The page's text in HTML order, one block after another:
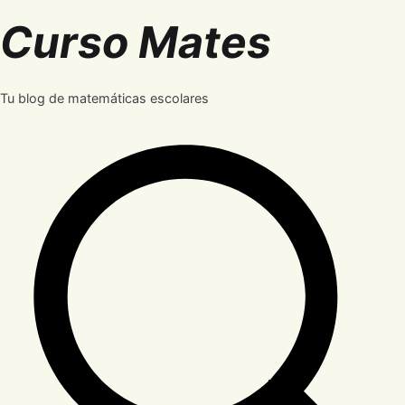
al
contenido
Curso Mates
Tu blog de matemáticas escolares